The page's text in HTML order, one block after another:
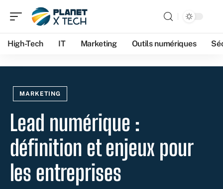
High-Tech IT Marketing Outils numériques
MARKETING
Lead numérique :
définition et enjeux pour
les entreprises